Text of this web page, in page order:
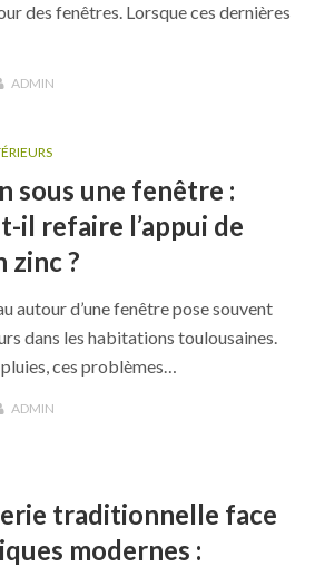
des fenêtres. Lorsque ces dernières
ADMIN
sous une fenêtre :
il refaire l’appui de
zinc ?
autour d’une fenêtre pose souvent
dans les habitations toulousaines.
ces problèmes…
ADMIN
traditionnelle face
modernes :